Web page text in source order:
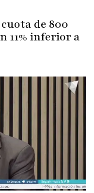
de 800
11% inferior a